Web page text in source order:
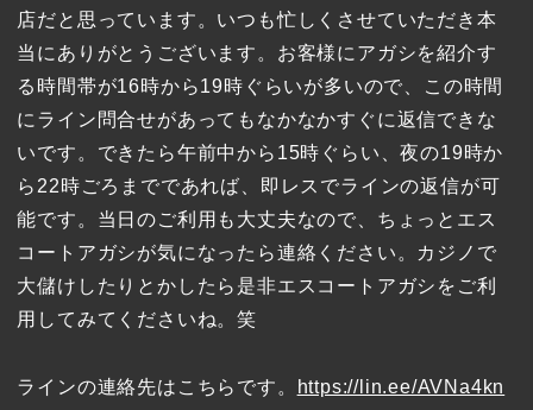
店だと思っています。いつも忙しくさせていただき本
当にありがとうございます。お客様にアガシを紹介す
る時間帯が16時から19時ぐらいが多いので、この時間
にライン問合せがあってもなかなかすぐに返信できな
いです。できたら午前中から15時ぐらい、夜の19時か
ら22時ごろまでであれば、即レスでラインの返信が可
能です。当日のご利用も大丈夫なので、ちょっとエス
コートアガシが気になったら連絡ください。カジノで
大儲けしたりとかしたら是非エスコートアガシをご利
用してみてくださいね。笑
ラインの連絡先はこちらです。 https://lin.ee/AVNa4kn